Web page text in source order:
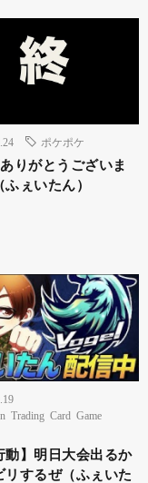
ポケポケ
りがとうございま
ふぇいたん）
Trading Card Game
動】明日大会出るか
リするぜ（ふぇいた